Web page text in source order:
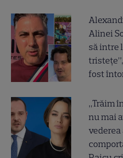
Alinei
să intre
fost
„Trăim
nu mai